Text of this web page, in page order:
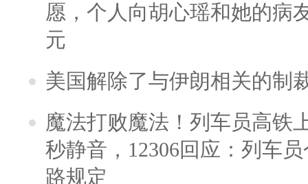
愿，个人向胡心瑶和她的病
元
美国解除了与伊朗相关的制
魔法打败魔法！列车员高铁
秒静音，12306回应：列车
路规定